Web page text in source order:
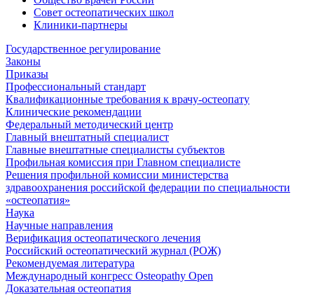
Совет остеопатических школ
Клиники-партнеры
Государственное регулирование
Законы
Приказы
Профессиональный стандарт
Квалификационные требования к врачу-остеопату
Клинические рекомендации
Федеральный методический центр
Главный внештатный специалист
Главные внештатные специалисты субъектов
Профильная комиссия при Главном специалисте
Решения профильной комиссии министерства
здравоохранения российской федерации по специальности
«остеопатия»
Наука
Научные направления
Верификация остеопатического лечения
Российский остеопатический журнал (РОЖ)
Рекомендуемая литература
Международный конгресс Osteopathy Open
Доказательная остеопатия